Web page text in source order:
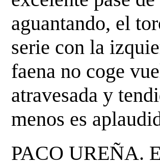
aguantando, el
serie con la
faena no coge
atravesada y
menos es
PACO UREÑA.